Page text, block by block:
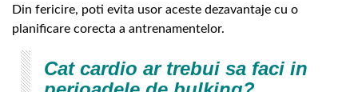
Din fericire, poti evita usor aceste dezavantaje cu o
planificare corecta a antrenamentelor.
Cat cardio ar trebui sa faci in